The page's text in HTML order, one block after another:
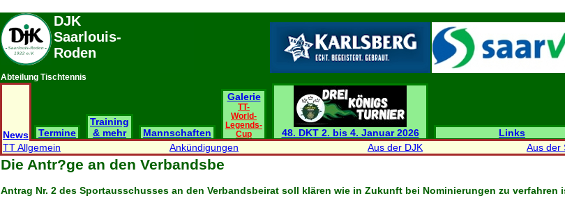
DJK
Saarlouis-
Roden
Abteilung Tischtennis
News Termine
Training
& mehr
Mannschaften
Galerie
TT-
World-
Legends-
Cup
48. DKT 2. bis 4. Januar 2026 Links
TT Allgemein
Ankündigungen Aus der DJK Aus der
Die Antr?ge an den Verbandsbe
Antrag Nr. 2 des Sportausschusses an den Verbandsbeirat soll klären wie in Zukunft bei Nominierungen zu verfahren